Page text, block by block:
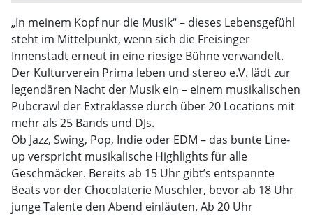
„In meinem Kopf nur die Musik“ – dieses Lebensgefühl
steht im Mittelpunkt, wenn sich die Freisinger
Innenstadt erneut in eine riesige Bühne verwandelt.
Der Kulturverein Prima leben und stereo e.V. lädt zur
legendären Nacht der Musik ein – einem musikalischen
Pubcrawl der Extraklasse durch über 20 Locations mit
mehr als 25 Bands und DJs.
Ob Jazz, Swing, Pop, Indie oder EDM – das bunte Line-
up verspricht musikalische Highlights für alle
Geschmäcker. Bereits ab 15 Uhr gibt’s entspannte
Beats vor der Chocolaterie Muschler, bevor ab 18 Uhr
junge Talente den Abend einläuten. Ab 20 Uhr